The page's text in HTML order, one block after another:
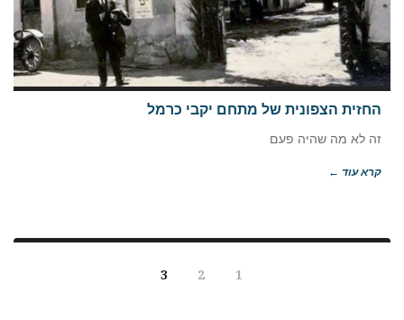
החזית הצפונית של מתחם יקבי כרמל
זה לא מה שהיה פעם
קרא עוד ←
1
2
3